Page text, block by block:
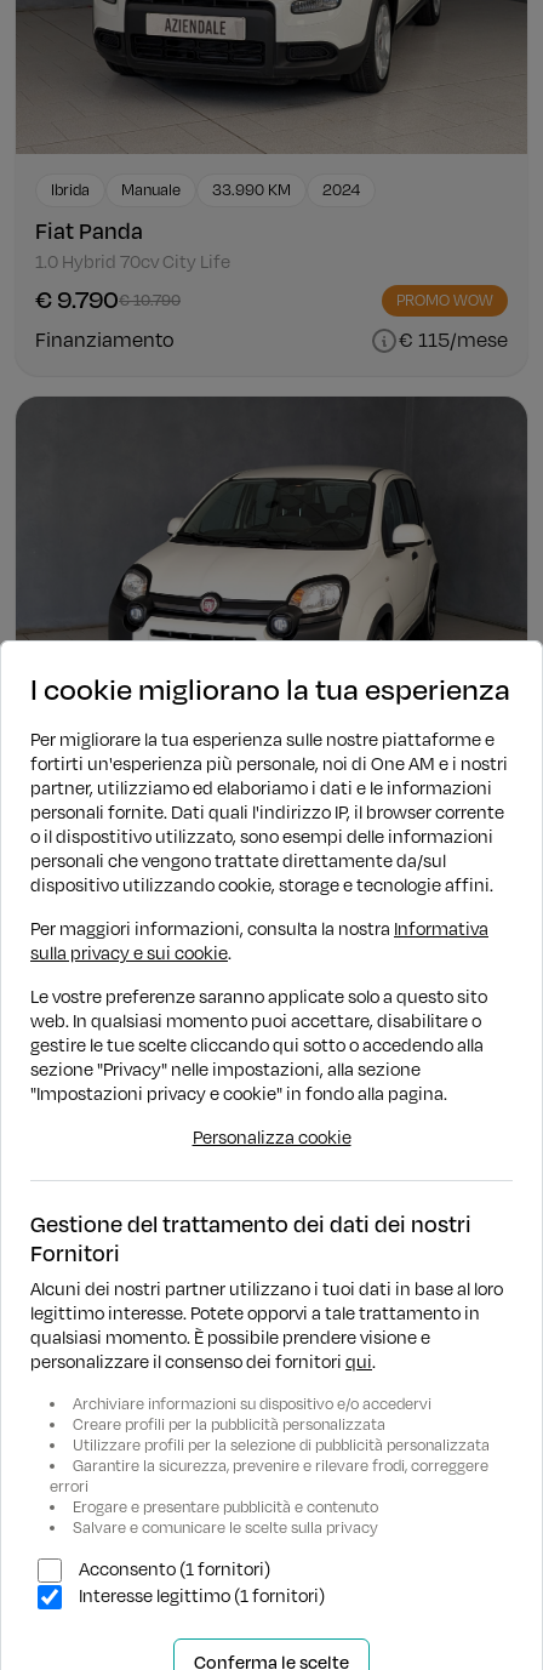
Ibrida Manuale 33.990 KM 2024
Fiat Panda
1.0 Hybrid 70cv City Life
€ 9.790€ 10.790 PROMO WOW
Finanziamento € 115/mese
Ibrida Manuale 60.919 KM 2023
Fiat Panda
1.0 Hybrid 70cv City Cross
€ 9.890€ 11.890 PROMO WOW
Finanziamento
1
DOVE SIAMO
ASSISTENZA
AZIENDA
I cookie migliorano la tua esperienza
Per migliorare la tua esperienza sulle nostre piattaforme e
fortirti un'esperienza più personale, noi di One AM e i nostri
partner, utilizziamo ed elaboriamo i dati e le informazioni
personali fornite. Dati quali l'indirizzo IP, il browser corrente
o il dispostitivo utilizzato, sono esempi delle informazioni
personali che vengono trattate direttamente da/sul
dispositivo utilizzando cookie, storage e tecnologie affini.
Per maggiori informazioni, consulta la nostra Informativa
sulla privacy e sui cookie.
Le vostre preferenze saranno applicate solo a questo sito
web. In qualsiasi momento puoi accettare, disabilitare o
gestire le tue scelte cliccando qui sotto o accedendo alla
sezione "Privacy" nelle impostazioni, alla sezione
"Impostazioni privacy e cookie" in fondo alla pagina.
Personalizza cookie
Gestione del trattamento dei dati dei nostri
Fornitori
Alcuni dei nostri partner utilizzano i tuoi dati in base al loro
legittimo interesse. Potete opporvi a tale trattamento in
qualsiasi momento. È possibile prendere visione e
personalizzare il consenso dei fornitoriqui.
Archiviare informazioni su dispositivo e/o accedervi
Creare profili per la pubblicità personalizzata
Utilizzare profili per la selezione di pubblicità personalizzata
Garantire la sicurezza, prevenire e rilevare frodi, correggere
errori
Erogare e presentare pubblicità e contenuto
Salvare e comunicare le scelte sulla privacy
Acconsento (1 fornitori)
Interesse legittimo (1 fornitori)
Conferma le scelte